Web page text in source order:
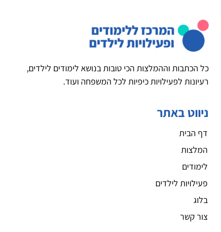
כל הכתבות וההמלצות הכי טובות בנושא לימודים לילדים,
רעיונות לפעילויות כיפיות לכל המשפחה ועוד.
ניווט באתר
דף הבית
המלצות
לימודים
פעילויות לילדים
בלוג
צור קשר